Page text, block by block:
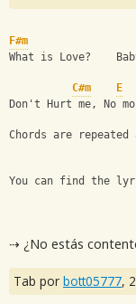
F#m
What is Love?
C#m
E
Don't Hurt me, No
Chords are
You can find the
⇢ ¿No estás
Tab por bott05777,